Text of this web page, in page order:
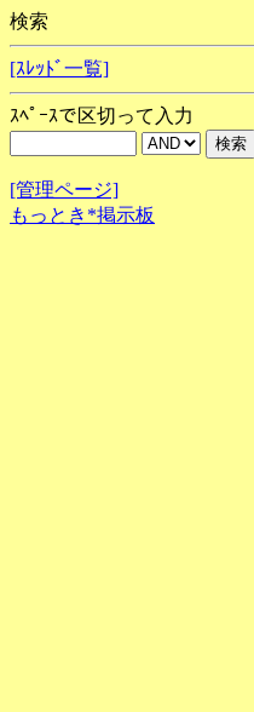
検索
[ｽﾚｯﾄﾞ一覧]
ｽﾍﾟｰｽで区切って入力
[管理ページ]
もっとき*掲示板